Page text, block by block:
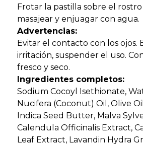
Frotar la pastilla sobre el
masajear y enjuagar con agua.
Advertencias:
Evitar el contacto con los ojos.
irritación, suspender el uso.
fresco y seco.
Ingredientes completos:
Sodium Cocoyl Isethionate,
Nucifera (Coconut) Oil, Olive
Indica Seed Butter, Malva
Calendula Officinalis Extract,
Leaf Extract, Lavandin Hydra